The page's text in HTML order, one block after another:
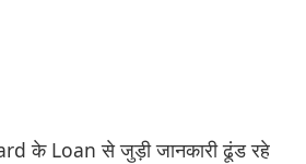
के Loan से जुड़ी जानकारी ढूंड रहे